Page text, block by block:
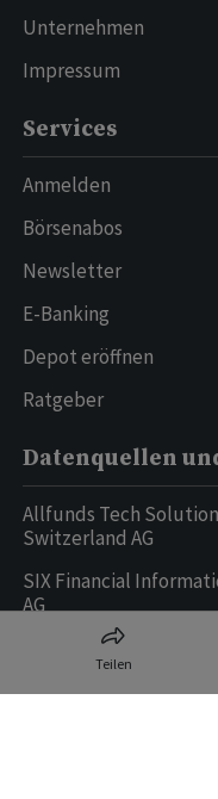
Teilen
Unternehmen
Impressum
Services
Anmelden
Börsenabos
Newsletter
E-Banking
Depot eröffnen
Ratgeber
Datenquellen
Allfunds Tech
Switzerland AG
SIX Financial
AG
Ringier AG |